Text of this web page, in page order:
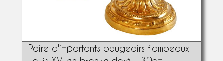
Paire d'importants bougeoirs flambeaux